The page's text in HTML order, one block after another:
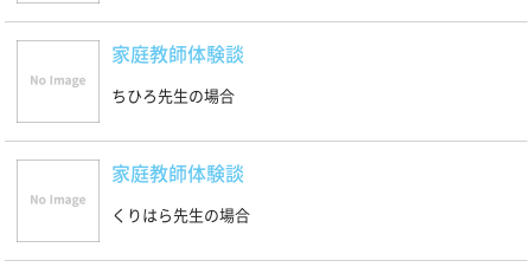
家庭教師体験談
ちひろ先生の場合
家庭教師体験談
くりはら先生の場合